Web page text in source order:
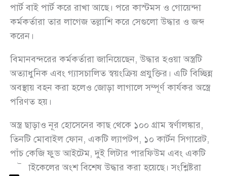
পার্ট বাই পার্ট করে রাখা আছে। পরে কাস্টমস ও গোয়েন্দা
কর্মকর্তারা তার লাগেজ তল্লাশি করে সেগুলো উদ্ধার ও জব্দ
করেন।
বিমানবন্দরের কর্মকর্তারা জানিয়েছেন, উদ্ধার হওয়া অস্ত্রটি
অত্যাধুনিক এবং গ্যাসচালিত স্বয়ংক্রিয় প্রযুক্তির। এটি বিচ্ছিন্ন
অবস্থায় বহন করা হলেও জোড়া লাগালে সম্পূর্ণ কার্যকর অস্ত্রে
পরিণত হয়।
অস্ত্র ছাড়াও নূর হোসেনের কাছ থেকে ১০০ গ্রাম স্বর্ণালঙ্কার,
তিনটি মোবাইল ফোন, একটি ল্যাপটপ, ১০ কার্টন সিগারেট,
পাঁচ কেজি ফুড আইটেম, দুই লিটার পারফিউম এবং একটি
বাইসাইকেলের অংশ বিশেষ উদ্ধার করা হয়েছে। সংশ্লিষ্টরা